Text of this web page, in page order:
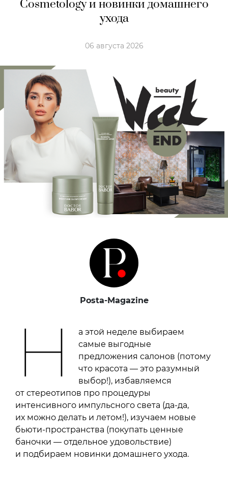
Cosmetology и новинки домашнего
ухода
06 августа 2026
Posta-Magazine
Н
а этой неделе выбираем
самые выгодные
предложения салонов (потому
что красота — это разумный
выбор!), избавляемся
от стереотипов про процедуры
интенсивного импульсного света (да-да,
их можно делать и летом!), изучаем новые
бьюти-пространства (покупать ценные
баночки — отдельное удовольствие)
и подбираем новинки домашнего ухода.